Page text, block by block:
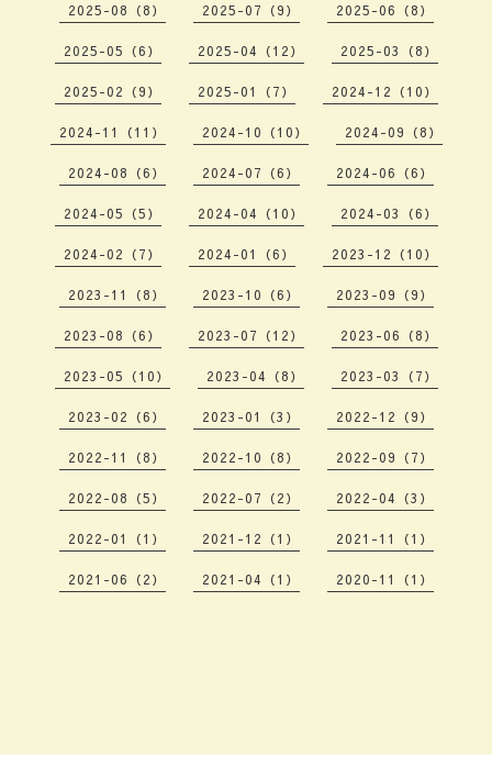
2025-08（8） 2025-07（9） 2025-06（8）
2025-05（6） 2025-04（12） 2025-03（8）
2025-02（9） 2025-01（7） 2024-12（10）
2024-11（11） 2024-10（10） 2024-09（8）
2024-08（6） 2024-07（6） 2024-06（6）
2024-05（5） 2024-04（10） 2024-03（6）
2024-02（7） 2024-01（6） 2023-12（10）
2023-11（8） 2023-10（6） 2023-09（9）
2023-08（6） 2023-07（12） 2023-06（8）
2023-05（10） 2023-04（8） 2023-03（7）
2023-02（6） 2023-01（3） 2022-12（9）
2022-11（8） 2022-10（8） 2022-09（7）
2022-08（5） 2022-07（2） 2022-04（3）
2022-01（1） 2021-12（1） 2021-11（1）
2021-06（2） 2021-04（1） 2020-11（1）